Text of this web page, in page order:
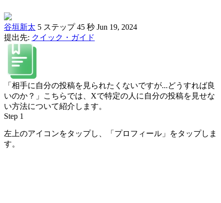
谷垣新太 5 ステップ 45 秒 Jun 19, 2024
提出先: クイック・ガイド
「相手に自分の投稿を見られたくないですが...どうすれば良
いのか？」こちらでは、Xで特定の人に自分の投稿を見せな
い方法について紹介します。
Step 1
左上のアイコンをタップし、「プロフィール」をタップしま
す。